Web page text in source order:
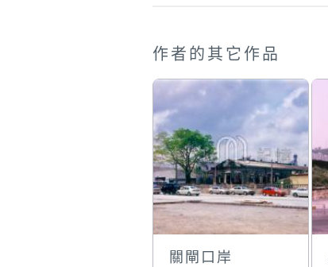
作者的其它作品
關閘口岸